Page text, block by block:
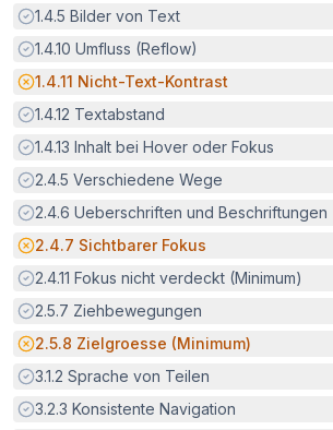
Erfüllt:
1.4.5 Bilder von Text
Erfüllt:
1.4.10 Umfluss (Reflow)
Potenzielle Barriere:
1.4.11 Nicht-Text-Kontrast
Erfüllt:
1.4.12 Textabstand
Erfüllt:
1.4.13 Inhalt bei Hover oder Fokus
Erfüllt:
2.4.5 Verschiedene Wege
Erfüllt:
2.4.6 Ueberschriften und Beschriftungen
Potenzielle Barriere:
2.4.7 Sichtbarer Fokus
Erfüllt:
2.4.11 Fokus nicht verdeckt (Minimum)
Erfüllt:
2.5.7 Ziehbewegungen
Potenzielle Barriere:
2.5.8 Zielgroesse (Minimum)
Erfüllt:
3.1.2 Sprache von Teilen
Erfüllt:
3.2.3 Konsistente Navigation